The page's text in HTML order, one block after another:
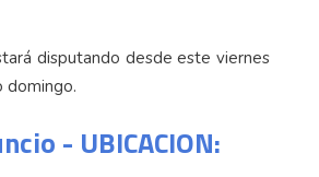
disputando desde este viernes
domingo.
- UBICACION: